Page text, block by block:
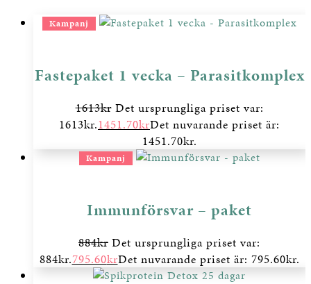
Kampanj
Fastepaket 1 vecka – Parasitkomplex
1613kr Det ursprungliga priset var:
1613kr.1451.70krDet nuvarande priset är:
1451.70kr.
Kampanj
Immunförsvar – paket
884kr Det ursprungliga priset var:
884kr.795.60krDet nuvarande priset är: 795.60kr.